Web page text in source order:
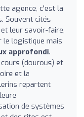
agence, c'est la
Souvent cités
leur savoir-faire,
le logistique mais
approfondi.
(dourous) et
et la
repartent
de systèmes